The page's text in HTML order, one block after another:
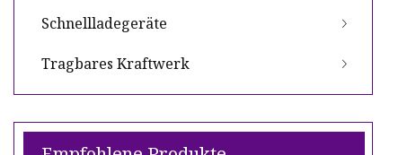
Schnellladegeräte
Tragbares Kraftwerk